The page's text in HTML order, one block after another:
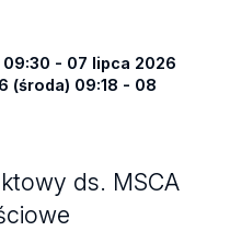
- 07 lipca 2026
(środa) 09:18 - 08
ds. MSCA